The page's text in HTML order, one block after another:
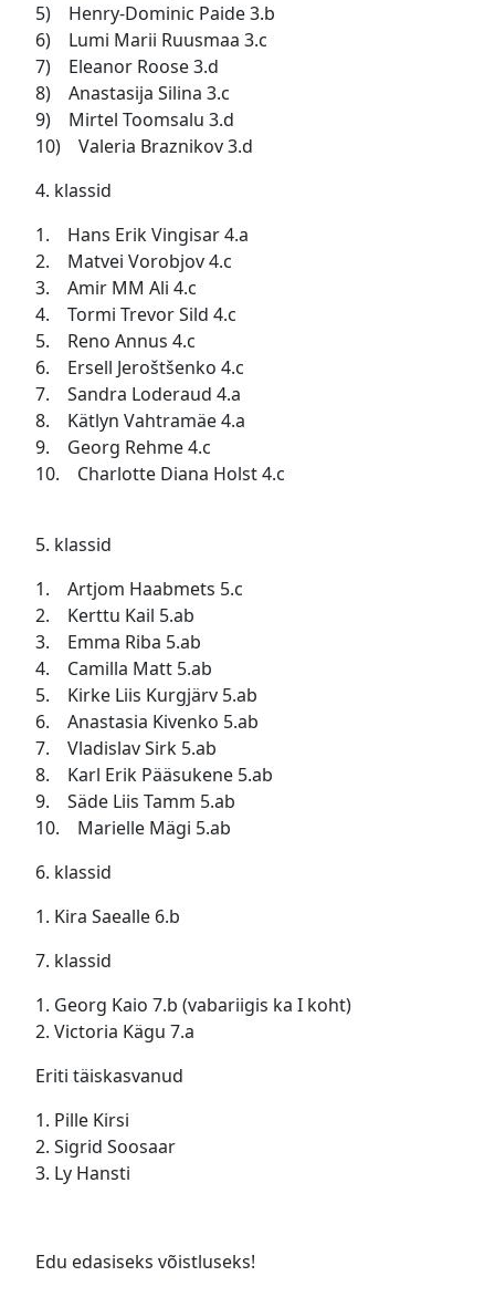
5) Henry-Dominic Paide 3.b
6) Lumi Marii Ruusmaa 3.c
7) Eleanor Roose 3.d
8) Anastasija Silina 3.c
9) Mirtel Toomsalu 3.d
10) Valeria Braznikov 3.d
4. klassid
1. Hans Erik Vingisar 4.a
2. Matvei Vorobjov 4.c
3. Amir MM Ali 4.c
4. Tormi Trevor Sild 4.c
5. Reno Annus 4.c
6. Ersell Jeroštšenko 4.c
7. Sandra Loderaud 4.a
8. Kätlyn Vahtramäe 4.a
9. Georg Rehme 4.c
10. Charlotte Diana Holst 4.c
5. klassid
1. Artjom Haabmets 5.c
2. Kerttu Kail 5.ab
3. Emma Riba 5.ab
4. Camilla Matt 5.ab
5. Kirke Liis Kurgjärv 5.ab
6. Anastasia Kivenko 5.ab
7. Vladislav Sirk 5.ab
8. Karl Erik Pääsukene 5.ab
9. Säde Liis Tamm 5.ab
10. Marielle Mägi 5.ab
6. klassid
1. Kira Saealle 6.b
7. klassid
1. Georg Kaio 7.b (vabariigis ka I koht)
2. Victoria Kägu 7.a
Eriti täiskasvanud
1. Pille Kirsi
2. Sigrid Soosaar
3. Ly Hansti
Edu edasiseks võistluseks!